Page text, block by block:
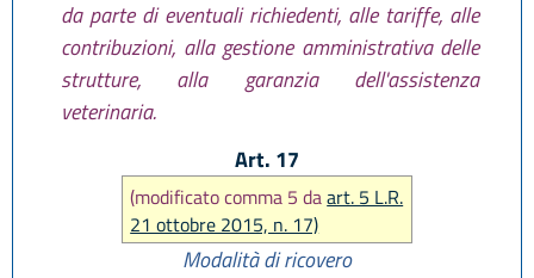
da parte di eventuali richiedenti, alle tariffe, alle
contribuzioni, alla gestione amministrativa delle
strutture, alla garanzia dell'assistenza
veterinaria.
Art. 17
(modificato comma 5 daart. 5 L.R.
21 ottobre 2015, n. 17)
Modalità di ricovero